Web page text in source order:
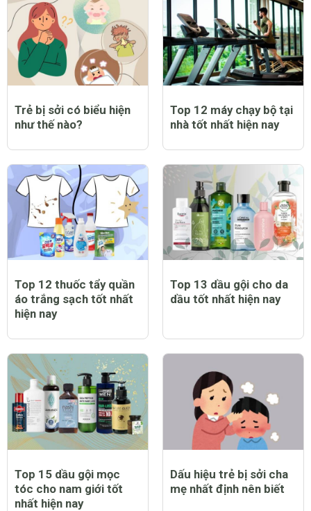
Trẻ bị sởi có biểu hiện
như thế nào?
Top 12 máy chạy bộ tại
nhà tốt nhất hiện nay
Top 12 thuốc tẩy quần
áo trắng sạch tốt nhất
hiện nay
Top 13 dầu gội cho da
dầu tốt nhất hiện nay
Top 15 dầu gội mọc
tóc cho nam giới tốt
nhất hiện nay
Dấu hiệu trẻ bị sởi cha
mẹ nhất định nên biết